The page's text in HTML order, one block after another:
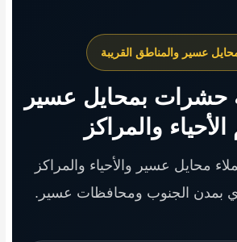
عسير والمناطق القريبة
حشرات بمحايل عسير
والمراكز
محايل عسير والأحياء والمراكز
بمدن الجنوب ومحافظات عسير.